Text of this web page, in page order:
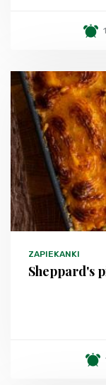
ZAPIEKANKI
Sheppard's